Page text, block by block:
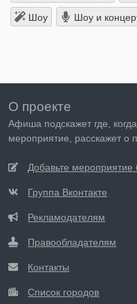
Шоу Шоу и
О проекте
Афиша подскажет где,
мероприятие, расскажет о
Добавьте мероприятие
Группа Вконтакте
Рекламодателям
Правообладателям
Контакты
Список городов